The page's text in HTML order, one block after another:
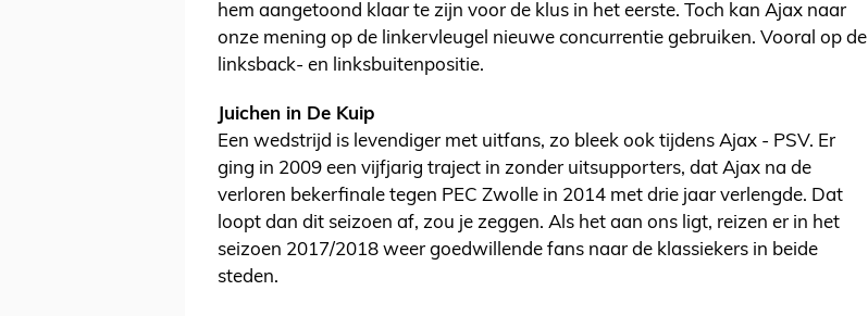
hem aangetoond klaar te zijn voor de klus in het eerste. Toch kan Ajax naar
onze mening op de linkervleugel nieuwe concurrentie gebruiken. Vooral op de
linksback- en linksbuitenpositie.
Juichen in De Kuip
Een wedstrijd is levendiger met uitfans, zo bleek ook tijdens Ajax - PSV. Er
ging in 2009 een vijfjarig traject in zonder uitsupporters, dat Ajax na de
verloren bekerfinale tegen PEC Zwolle in 2014 met drie jaar verlengde. Dat
loopt dan dit seizoen af, zou je zeggen. Als het aan ons ligt, reizen er in het
seizoen 2017/2018 weer goedwillende fans naar de klassiekers in beide
steden.